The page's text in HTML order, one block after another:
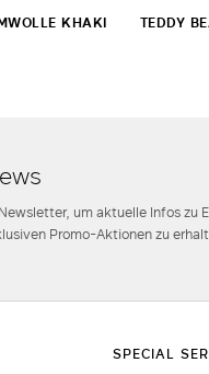
KHAKI TEDDY
um aktuelle Infos zu
Promo-Aktionen zu